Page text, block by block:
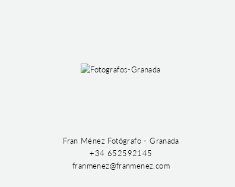
Fran Ménez Fotógrafo - Granada
+34 652592145
franmenez@franmenez.com